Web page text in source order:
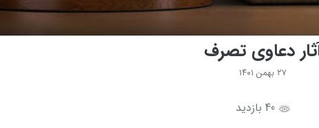
دعاوی تصرف
۲۷ بهمن ۱۴۰۱
40 بازدید